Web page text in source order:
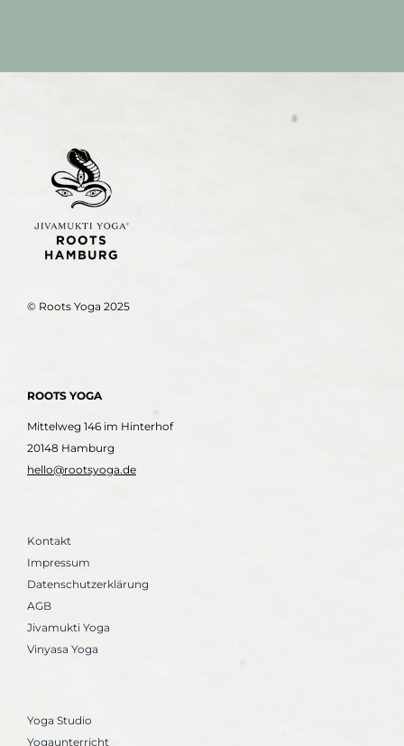
© Roots Yoga 2025
ROOTS YOGA
Mittelweg 146 im Hinterhof
20148 Hamburg
hello@rootsyoga.de
Kontakt
Impressum
Datenschutzerklärung
AGB
Jivamukti Yoga
Vinyasa Yoga
Yoga Studio
Yogaunterricht